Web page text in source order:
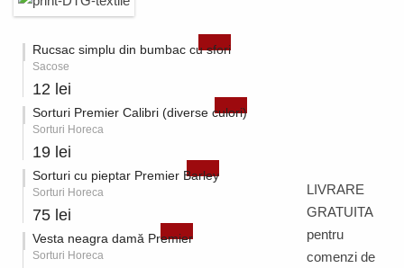
Rucsac simplu din bumbac cu sfori
Sacose
12 lei
Sorturi Premier Calibri (diverse culori)
Sorturi Horeca
19 lei
Sorturi cu pieptar Premier Barley
Sorturi Horeca
75 lei
Vesta neagra damă Premier
Sorturi Horeca
LIVRARE
GRATUITA
pentru
comenzi de